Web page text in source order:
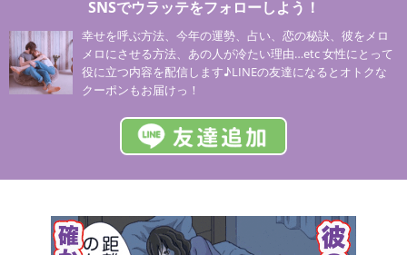
SNSでウラッテをフォローしよう！
幸せを呼ぶ方法、今年の運勢、占い、恋の秘訣、彼をメロ
メロにさせる方法、あの人が冷たい理由…etc 女性にとって
役に立つ内容を配信します♪LINEの友達になるとオトクな
クーポンもお届けっ！